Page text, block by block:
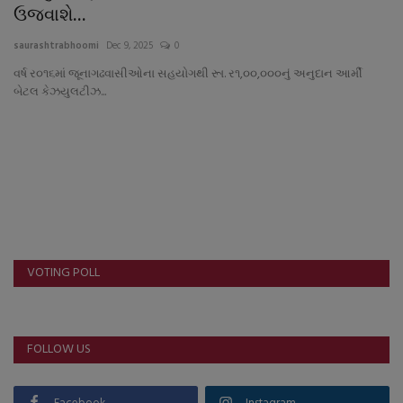
About Author
Dipotsav Special
જુનાગઢ
Support US
ઉજવાશે...
saurashtrabhoomi Dec 9, 2025 0
વર્ષ ર૦૧૬માં જૂનાગઢવાસીઓના સહયોગથી રૂા. ર૧,૦૦,૦૦૦નું અનુદાન આર્મી
બેટલ કેઝયુલટીઝ...
VOTING POLL
FOLLOW US